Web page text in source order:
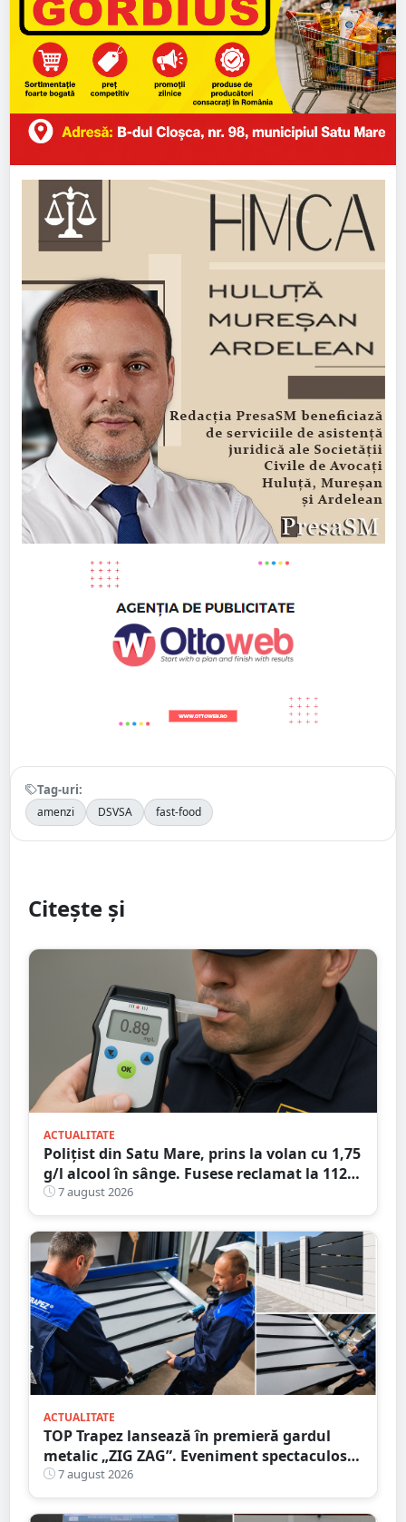
Tag-uri:
amenzi DSVSA fast-food
Citește și
ACTUALITATE
Polițist din Satu Mare, prins la volan cu 1,75
g/l alcool în sânge. Fusese reclamat la 112
că circula pe contrasens
7 august 2026
ACTUALITATE
TOP Trapez lansează în premieră gardul
metalic „ZIG ZAG”. Eveniment spectaculos
în Grădina Romei
7 august 2026